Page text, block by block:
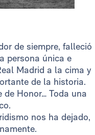
de siempre, falleció
persona única e
Madrid a la cima y
de la historia.
de Honor… Toda una
nos ha dejado,